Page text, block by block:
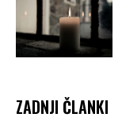
ZADNJI ČLANKI